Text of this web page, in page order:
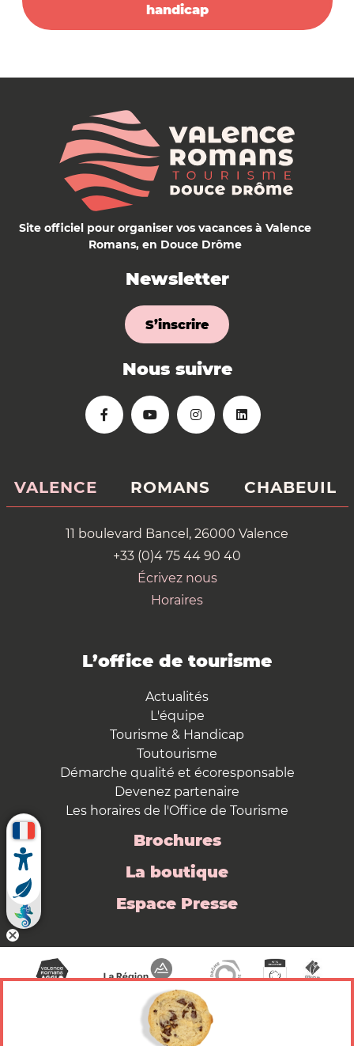
handicap
Site officiel pour organiser vos vacances à Valence
Romans, en Douce Drôme
Newsletter
S’inscrire
Nous suivre
VALENCE ROMANS CHABEUIL
11 boulevard Bancel, 26000 Valence
+33 (0)4 75 44 90 40
Écrivez nous
Horaires
L’office de tourisme
Actualités
L'équipe
Tourisme & Handicap
Toutourisme
Démarche qualité et écoresponsable
Devenez partenaire
Les horaires de l'Office de Tourisme
Brochures
La boutique
Espace Presse